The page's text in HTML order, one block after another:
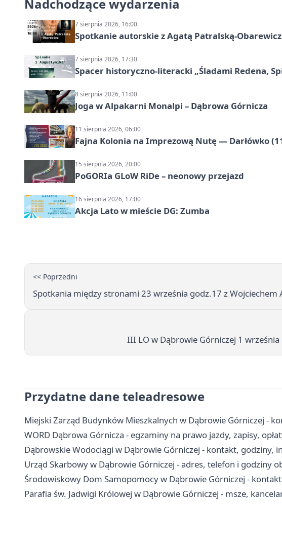
Nadchodzące wydarzenia
7 sierpnia 2026, 16:00
Spotkanie autorskie z Agatą Patralską-Obarewicz
7 sierpnia 2026, 17:30
Spacer historyczno-literacki „Śladami Redena,
8 sierpnia 2026, 11:00
Joga w Alpakarni Monalpi – Dąbrowa Górnicza
11 sierpnia 2026, 06:00
Fajna Kolonia na Imprezową Nutę — Darłówko
15 sierpnia 2026, 20:00
PoGORIa GLoW RiDe – neonowy przejazd
16 sierpnia 2026, 17:00
Akcja Lato w mieście DG: Zumba
<< Poprzedni
Spotkania między stronami 23 września godz.17 z Wojciechem
III LO w Dąbrowie Górniczej 1
Przydatne dane teleadresowe
Miejski Zarząd Budynków Mieszkalnych w Dąbrowie Górniczej -
WORD Dąbrowa Górnicza - egzaminy na prawo jazdy, zapisy,
Dąbrowskie Wodociągi w Dąbrowie Górniczej - kontakt, godziny,
Urząd Skarbowy w Dąbrowie Górniczej - adres, telefon i godziny
Środowiskowy Dom Samopomocy w Dąbrowie Górniczej -
Parafia św. Jadwigi Królowej w Dąbrowie Górniczej - msze,